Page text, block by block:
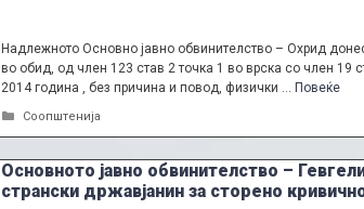
Надлежното Основно јавно обвинителство – Охрид
во обид, од член 123 став 2 точка 1 во врска со член
2014 година , без причина и повод, физички … Повеќе
Categories
Соопштенија
Основното јавно обвинителство –
странски државјанин за сторено